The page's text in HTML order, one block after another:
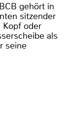
gehört in
sitzender
Kopf oder
als
seine